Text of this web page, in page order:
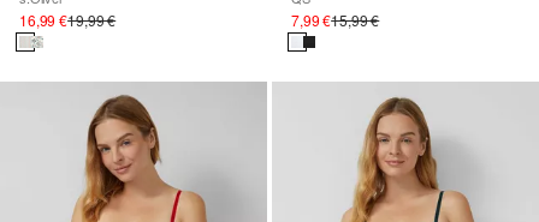
16,99 €19,99 € 7,99 €15,99 €